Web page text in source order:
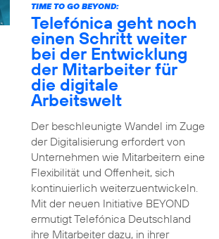
TIME TO GO BEYOND:
Telefónica geht noch
einen Schritt weiter
bei der Entwicklung
der Mitarbeiter für
die digitale
Arbeitswelt
Der beschleunigte Wandel im Zuge
der Digitalisierung erfordert von
Unternehmen wie Mitarbeitern eine
Flexibilität und Offenheit, sich
kontinuierlich weiterzuentwickeln.
Mit der neuen Initiative BEYOND
ermutigt Telefónica Deutschland
ihre Mitarbeiter dazu, in ihrer